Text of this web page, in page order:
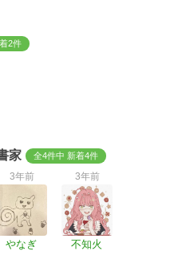
2件
家 全4件中 新着4件
3年前
やなぎ
3年前
不知火